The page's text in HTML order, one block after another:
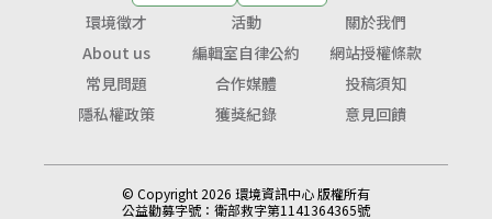
環境徵才
活動
關於我們
About us
編輯室自律公約
網站授權條款
常見問題
合作媒體
投稿須知
隱私權政策
獲獎紀錄 意見回饋
© Copyright 2026 環境資訊中心 版權所有
公益勸募字號： 衛部救字第1141364365號